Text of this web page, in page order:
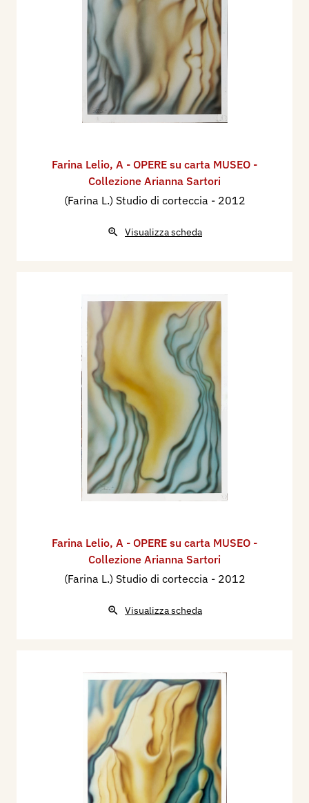
Quando Lelio, Paolino ed io ci trovavamo allo
“studio aperto” , talvolta ci raggiungevano anche
altri artisti della zona. La nostra amicizia si
cementò via via. Mi piace spesso ripensare a ciò
che accadde una mattina in cui ci eravamo messi
a dipingere davanti allo “studio aperto”, in
prossimità allo strapiombo da cui si apriva una
il Tino nonché, in lontananza, Portovenere. Ad un
certo punto venne intorno a noiuna coloratissima
libellula che si fermò e per diverso tempo rimase
quello che facevamo. Alla fine, a lavori più o
dipinto, ad acquarello, la libellula sospesa con ali
che sembravano vibrare.
In inverno o primavera, in occasione di mostre,
andavo a trovarlo a Milano nel suo bellissimo
attico. Dopo la morte della madre, viveva da solo
in quel grande appartamento. Naturalmente le
visite di amici gli facevano estremamente
piacere. Ricordo le grandi chiacchierate su tanti
argomenti, che toccavano anche la politica. Egli
rievocava il suo avvicinamento al partito
comunista con cui, da giovane, aveva intrapreso
fosse segretario dei giovani.
Lelio era molto interessato all’uomo, ai rapporti
sociali e ai temi dell’ambiente che furono sempre
stagioni in cui, affascinato da certe mie ricerche
di libertà in pittura, si mise a studiare dapprima
le cortecce degli alberi con disegni e acquarelli
monocromi, in seppia, e successivamente anche
le foglie cadute sul terreno. Mi parve
sorprendente come da questi studi, una volta
Farina Lelio, A - OPERE su carta MUSEO -
Collezione Arianna Sartori
(Farina L.) Studio di corteccia - 2012
Visualizza scheda
Farina Lelio, A - OPERE su carta MUSEO -
Collezione Arianna Sartori
(Farina L.) Studio di corteccia - 2012
Visualizza scheda